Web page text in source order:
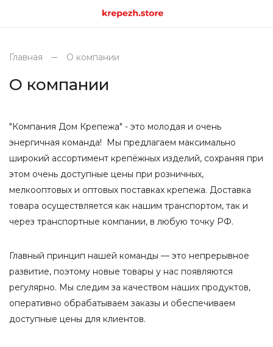
Главная О компании
О компании
"Компания Дом Крепежа" - это молодая и очень
энергичная команда! Мы предлагаем максимально
широкий ассортимент крепёжных изделий, сохраняя при
этом очень доступные цены при розничных,
мелкооптовых и оптовых поставках крепежа. Доставка
товара осуществляется как нашим транспортом, так и
через транспортные компании, в любую точку РФ.
Главный принцип нашей команды — это непрерывное
развитие, поэтому новые товары у нас появляются
регулярно. Мы следим за качеством наших продуктов,
оперативно обрабатываем заказы и обеспечиваем
доступные цены для клиентов.